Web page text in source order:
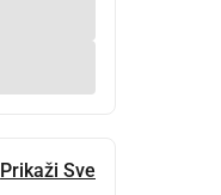
Prikaži Sve